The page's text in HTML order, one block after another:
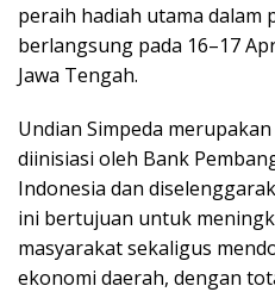
peraih hadiah utama dalam
berlangsung pada 16–17
Jawa Tengah.
Undian Simpeda
diinisiasi oleh Bank
Indonesia dan
ini bertujuan untuk
masyarakat sekaligus
ekonomi daerah, dengan